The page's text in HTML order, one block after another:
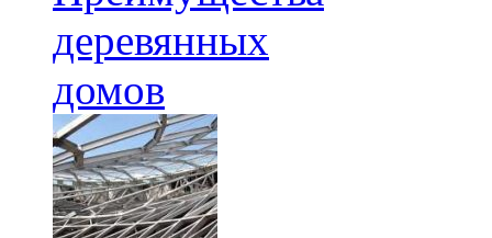
деревянных
домов